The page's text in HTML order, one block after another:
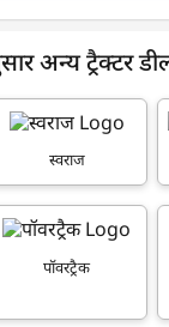
अन्य ट्रैक्टर
स्वराज
पॉवरट्रैक